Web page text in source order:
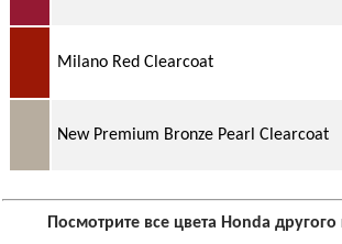
Milano Red Clearcoat
New Premium Bronze Pearl Clearcoat
Посмотрите все цвета Honda